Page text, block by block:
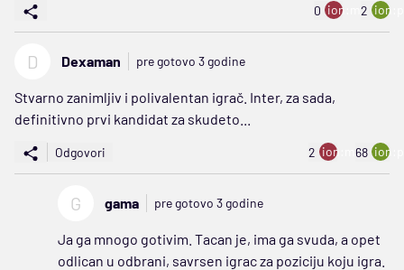
0 ion:minus
2
D Dexaman pre gotovo 3 godine
Stvarno zanimljiv i polivalentan igrač. Inter, za sada,
definitivno prvi kandidat za skudeto...
Odgovori 2 ion:minus
68
G gama pre gotovo 3 godine
Ja ga mnogo gotivim. Tacan je, ima ga svuda, a opet
odlican u odbrani, savrsen igrac za poziciju koju igra.